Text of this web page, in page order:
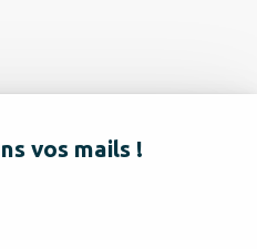
vos mails !